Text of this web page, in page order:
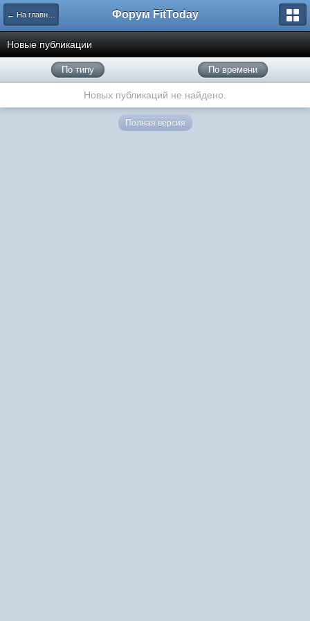
← На главную Форум FitToday
Новые публикации
По типу По времени
Новых публикаций не найдено.
Полная версия